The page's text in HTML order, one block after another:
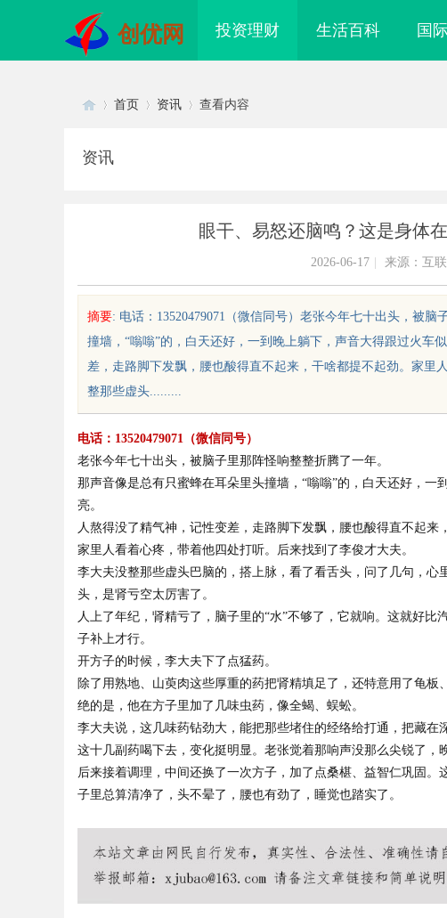
创优网 投资理财 生活百科 国
sc
uz
!
首页 资讯 查看内容
资讯
眼干、易怒还脑鸣？这是身体
2026-06-17 来源：互联
摘要: 电话：13520479071（微信同号）老张今年七十出头，被
撞墙，“嗡嗡”的，白天还好，一到晚上躺下，声音大得跟过火车
差，走路脚下发飘，腰也酸得直不起来，干啥都提不起劲。家
整那些虚头.........
电话：13520479071（微信同号）
老张今年七十出头，被脑子里那阵怪响整整折腾了一年。
那声音像是总有只蜜蜂在耳朵里头撞墙，“嗡嗡”的，白天还好，
亮。
人熬得没了精气神，记性变差，走路脚下发飘，腰也酸得直不起来
家里人看着心疼，带着他四处打听。后来找到了李俊才大夫。
李大夫没整那些虚头巴脑的，搭上脉，看了看舌头，问了几句，
头，是肾亏空太厉害了。
人上了年纪，肾精亏了，脑子里的“水”不够了，它就响。这就好
子补上才行。
开方子的时候，李大夫下了点猛药。
除了用熟地、山萸肉这些厚重的药把肾精填足了，还特意用了龟
绝的是，他在方子里加了几味虫药，像全蝎、蜈蚣。
李大夫说，这几味药钻劲大，能把那些堵住的经络给打通，把藏在
这十几副药喝下去，变化挺明显。老张觉着那响声没那么尖锐了，
后来接着调理，中间还换了一次方子，加了点桑椹、益智仁巩固
子里总算清净了，头不晕了，腰也有劲了，睡觉也踏实了。
眼镜 上海配眼镜